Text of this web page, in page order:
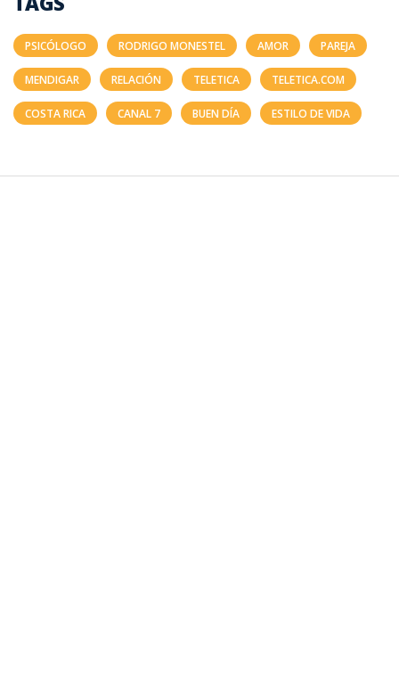
PSICÓLOGO RODRIGO MONESTEL AMOR PAREJA
MENDIGAR RELACIÓN TELETICA TELETICA.COM
COSTA RICA CANAL 7 BUEN DÍA ESTILO DE VIDA